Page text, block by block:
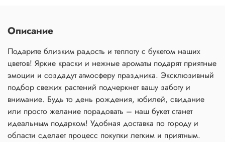
Описание
Подарите близким радость и теплоту с букетом наших
цветов! Яркие краски и нежные ароматы подарят приятные
эмоции и создадут атмосферу праздника. Эксклюзивный
подбор свежих растений подчеркнет вашу заботу и
внимание. Будь то день рождения, юбилей, свидание
или просто желание порадовать – наш букет станет
идеальным подарком! Удобная доставка по городу и
области сделает процесс покупки легким и приятным.